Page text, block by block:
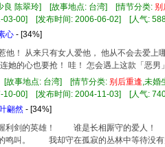
良 陈翠玲] [故事地点: 台湾] [情节分类: 别
03-00] [发布时间: 2006-06-02] [人气:
心 - [34%]
他！ 从来只有女人爱他， 他从不会去爱上
她的心也要抢！ 哇！ 怎会遇上这款「恶男
[故事地点: 台湾] [情节分类: 别 后重逢,未婚
10-00] [发布时间: 2004-11-03] [人气:
翩然 - [34%]
剑的英雄！ 谁是长相厮守的爱人
鸣叫。 我却守在孤寂的丛林中等待没有